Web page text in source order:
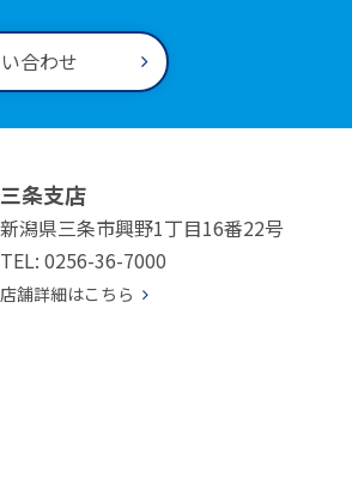
合わせ
三条支店
新潟県三条市興野1丁目16番22号
TEL: 0256-36-7000
店舗詳細はこちら